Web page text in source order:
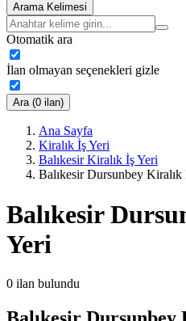
Arama Kelimesi
Otomatik ara
İlan olmayan seçenekleri gizle
Ara (0 ilan)
Ana Sayfa
Kiralık İş Yeri
Balıkesir Kiralık İş Yeri
Balıkesir Dursunbey Kiralık
Balıkesir
Yeri
0 ilan bulundu